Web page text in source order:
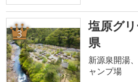
3
塩原グ
県
新源泉開湯
ャンプ場